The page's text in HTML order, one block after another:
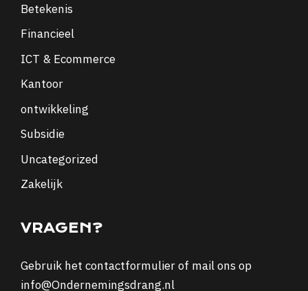
Betekenis
Financieel
ICT & Ecommerce
Kantoor
ontwikkeling
Subsidie
Uncategorized
Zakelijk
VRAGEN?
Gebruik het contactformulierof mail ons op
info@Ondernemingsdrang.nl